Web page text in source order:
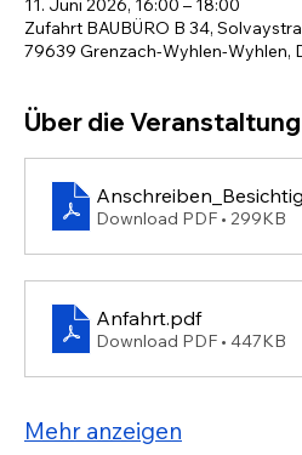
11. Juni 2026, 16:00 – 18:00
Zufahrt BAUBÜRO B 34,
79639 Grenzach-Wyhlen-Wyhlen,
Über die Veranstaltung
Download PDF • 299KB
Anfahrt.pdf
Download PDF • 447KB
Mehr anzeigen